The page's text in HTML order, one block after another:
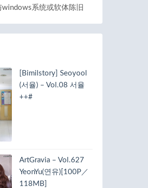
系统或软体陈旧
[Bimilstory] Seoyool
(서율) – Vol.08 서율
++#
ArtGravia – Vol.627
YeonYu(연유)[100P／
118MB]